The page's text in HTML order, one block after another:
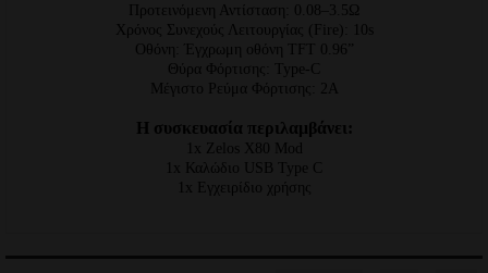
Προτεινόμενη Αντίσταση: 0.08–3.5Ω
Χρόνος Συνεχούς Λειτουργίας (Fire): 10s
Οθόνη: Έγχρωμη οθόνη TFT 0.96”
Θύρα Φόρτισης: Type-C
Μέγιστο Ρεύμα Φόρτισης: 2A
Η συσκευασία περιλαμβάνει:
1x Zelos X80 Mod
1x Καλώδιο USB Type C
1x Εγχειρίδιο χρήσης